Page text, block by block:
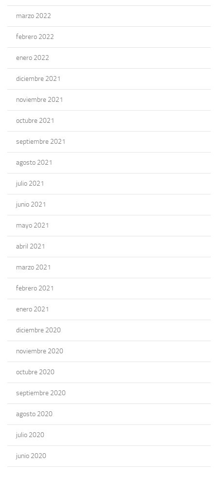
marzo 2022
febrero 2022
enero 2022
diciembre 2021
noviembre 2021
octubre 2021
septiembre 2021
agosto 2021
julio 2021
junio 2021
mayo 2021
abril 2021
marzo 2021
febrero 2021
enero 2021
diciembre 2020
noviembre 2020
octubre 2020
septiembre 2020
agosto 2020
julio 2020
junio 2020